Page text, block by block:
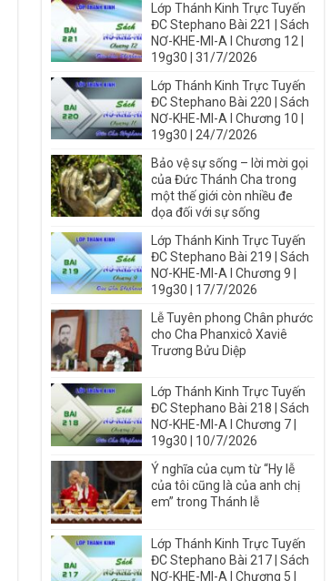
Lớp Thánh Kinh Trực Tuyến
ĐC Stephano Bài 221 | Sách
NƠ-KHE-MI-A I Chương 12 |
19g30 | 31/7/2026
Lớp Thánh Kinh Trực Tuyến
ĐC Stephano Bài 220 | Sách
NƠ-KHE-MI-A I Chương 10 |
19g30 | 24/7/2026
Bảo vệ sự sống – lời mời gọi
của Đức Thánh Cha trong
một thế giới còn nhiều đe
dọa đối với sự sống
Lớp Thánh Kinh Trực Tuyến
ĐC Stephano Bài 219 | Sách
NƠ-KHE-MI-A I Chương 9 |
19g30 | 17/7/2026
Lễ Tuyên phong Chân phước
cho Cha Phanxicô Xaviê
Trương Bửu Diệp
Lớp Thánh Kinh Trực Tuyến
ĐC Stephano Bài 218 | Sách
NƠ-KHE-MI-A I Chương 7 |
19g30 | 10/7/2026
Ý nghĩa của cụm từ “Hy lễ
của tôi cũng là của anh chị
em” trong Thánh lễ
Lớp Thánh Kinh Trực Tuyến
ĐC Stephano Bài 217 | Sách
NƠ-KHE-MI-A I Chương 5 |